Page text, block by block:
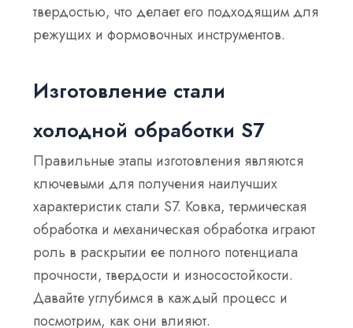
твердостью, что делает его подходящим для
режущих и формовочных инструментов.
Изготовление стали
холодной обработки S7
Правильные этапы изготовления являются
ключевыми для получения наилучших
характеристик стали S7. Ковка, термическая
обработка и механическая обработка играют
роль в раскрытии ее полного потенциала
прочности, твердости и износостойкости.
Давайте углубимся в каждый процесс и
посмотрим, как они влияют.